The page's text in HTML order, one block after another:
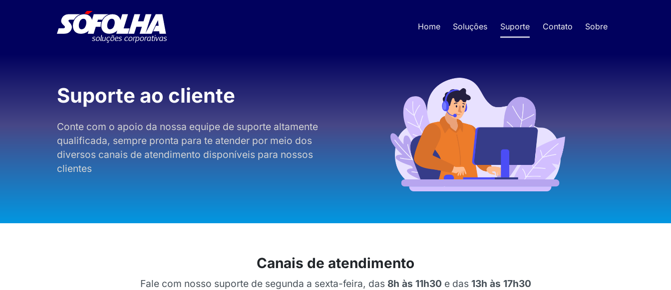
Home Soluções Suporte Contato Sobre
Suporte ao cliente
Conte com o apoio da nossa equipe de suporte altamente
qualificada, sempre pronta para te atender por meio dos
diversos canais de atendimento disponíveis para nossos
clientes
Canais de atendimento
Fale com nosso suporte de segunda a sexta-feira, das 8h às 11h30 e das 13h às 17h30